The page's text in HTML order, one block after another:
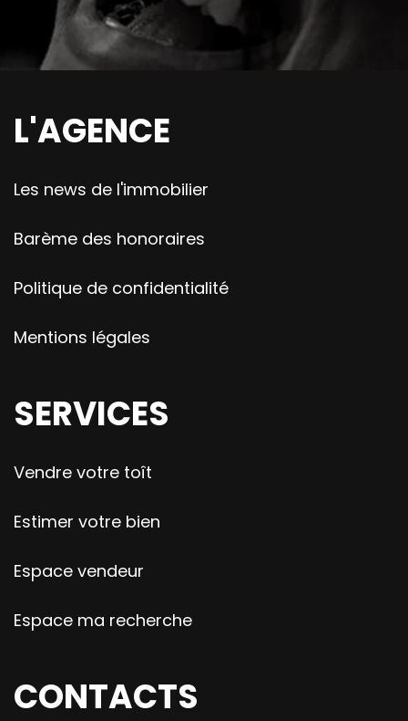
L'AGENCE
Les news de l'immobilier
Barème des honoraires
Politique de confidentialité
Mentions légales
SERVICES
Vendre votre toît
Estimer votre bien
Espace vendeur
Espace ma recherche
CONTACTS